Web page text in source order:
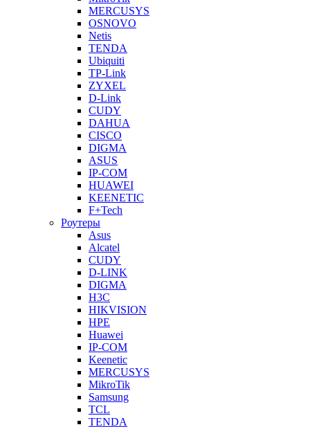
MERCUSYS
OSNOVO
Netis
TENDA
Ubiquiti
TP-Link
ZYXEL
D-Link
CUDY
DAHUA
CISCO
DIGMA
ASUS
IP-COM
HUAWEI
KEENETIC
F+Tech
Роутеры
Asus
Alcatel
CUDY
D-LINK
DIGMA
H3C
HIKVISION
HPE
Huawei
IP-COM
Keenetic
MERCUSYS
MikroTik
Samsung
TCL
TENDA